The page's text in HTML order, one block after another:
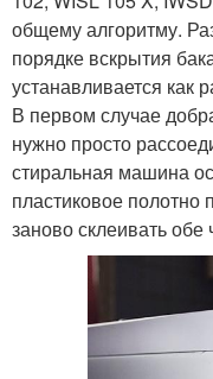
общему алгоритму.
порядке вскрытия
устанавливается как
В первом случае
нужно просто
стиральная машина
пластиковое полотно
заново склеивать обе